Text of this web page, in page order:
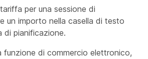
per una sessione di
un importo nella casella di testo
di pianificazione.
funzione di commercio elettronico,